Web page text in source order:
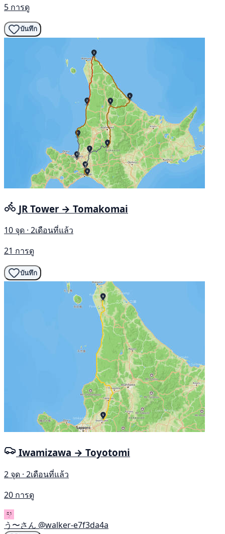
5 การดู
บันทึก
JR Tower → Tomakomai
10 จุด · 2เดือนที่แล้ว
21 การดู
บันทึก
Iwamizawa → Toyotomi
2 จุด · 2เดือนที่แล้ว
20 การดู
う〜さん @walker-e7f3da4a